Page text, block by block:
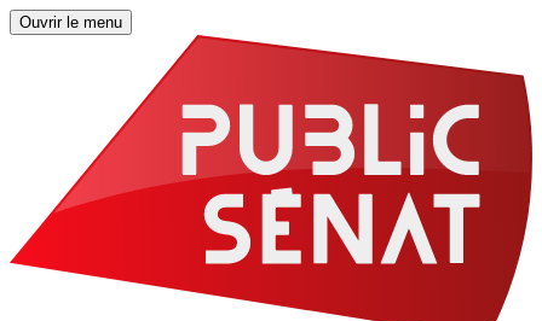
Ouvrir le menu